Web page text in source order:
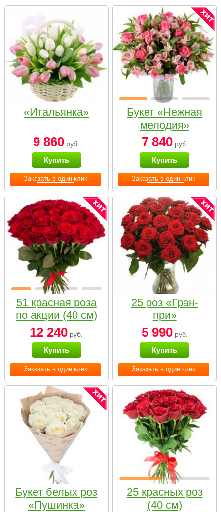
Заказать в один клик
«Итальянка»
9 860 руб.
Купить
Заказать в один клик
Букет «Нежная
мелодия»
7 840руб.
Купить
Заказать в один клик
51 красная роза
по акции (40 см)
12 240 руб.
Купить
Заказать в один клик
25 роз «Гран-
при»
5 990руб.
Купить
Букет белых роз
«Пушинка»
25 красных роз
(40 см)